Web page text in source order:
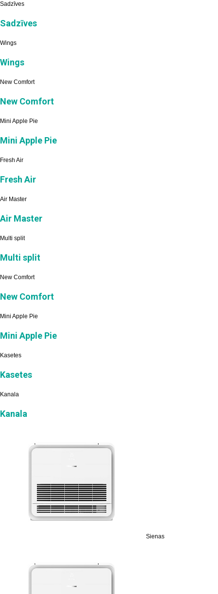
Sadzīves
Sadzīves
Wings
Wings
New Comfort
New Comfort
Mini Apple Pie
Mini Apple Pie
Fresh Air
Fresh Air
Air Master
Air Master
Multi split
Multi split
New Comfort
New Comfort
Mini Apple Pie
Mini Apple Pie
Kasetes
Kasetes
Kanala
Kanala
Sienas